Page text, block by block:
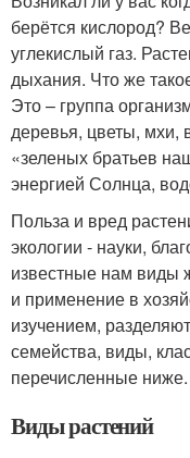
берётся кислород?
углекислый газ.
дыхания. Что же
Это – группа
деревья, цветы, мхи,
«зеленых братьев
энергией Солнца,
Польза и вред
экологии - науки,
известные нам виды
и применение в
изучением,
семейства, виды,
перечисленные ниже.
Виды растений